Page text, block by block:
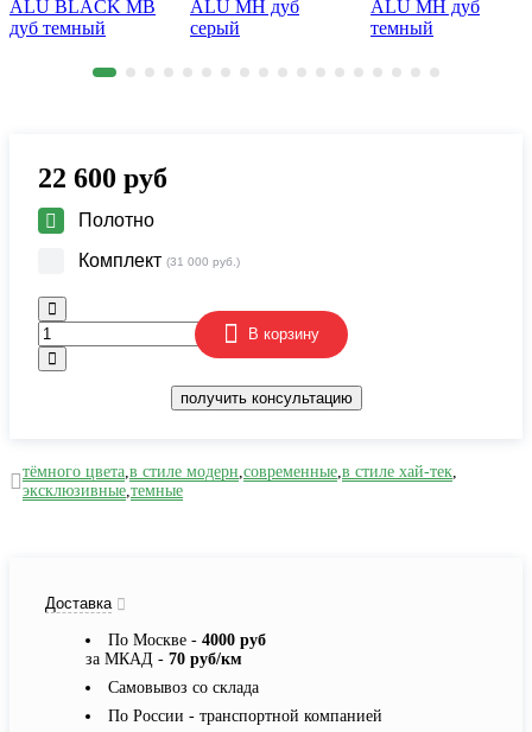
22 600 руб
Полотно
Комплект (31 000 руб.)
В корзину
получить консультацию
тёмного цвета,в стиле модерн,современные,в стиле хай-тек,
эксклюзивные,темные
Доставка
По Москве - 4000 руб
за МКАД - 70 руб/км
Самовывоз со склада
По России - транспортной компанией